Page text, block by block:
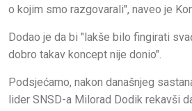
o kojim smo razgovarali", naveo je
Dodao je da bi "lakše bilo fingirati
dobro takav koncept nije donio".
Podsjećamo, nakon današnjeg
lider SNSD-a Milorad Dodik rekavši